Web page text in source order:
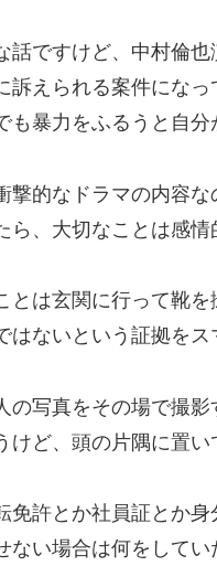
話ですけど、中村倫
訴えられる案件にな
も暴力をふるうと自分
撃的なドラマの内容
ら、大切なことは感
とは玄関に行って靴
はないという証拠を
の写真をその場で撮
けど、頭の片隅に置
免許とか社員証とか
ない場合は何をしてい